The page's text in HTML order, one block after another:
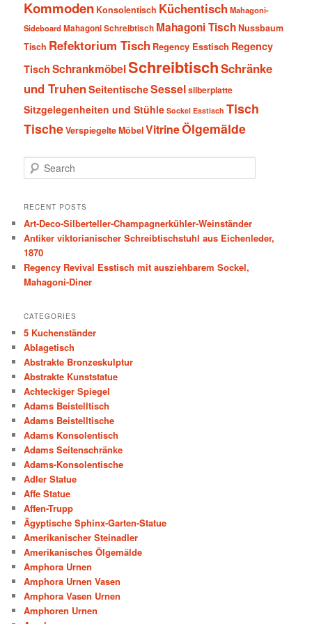
Kommoden Konsolentisch Küchentisch Mahagoni-
SideboardMahagoni Schreibtisch Mahagoni TischNussbaum
Tisch Refektorium Tisch Regency Esstisch Regency
Tisch SchrankmöbelSchreibtischSchränke
und TruhenSeitentischeSesselsilberplatte
Sitzgelegenheiten und Stühle Sockel Esstisch Tisch
TischeVerspiegelte MöbelVitrineÖlgemälde
e
r
h
RECENT POSTS
Art-Deco-Silberteller-Champagnerkühler-Weinständer
Antiker viktorianischer Schreibtischstuhl aus Eichenleder,
1870
Regency Revival Esstisch mit ausziehbarem Sockel,
Mahagoni-Diner
CATEGORIES
5 Kuchenständer
Ablagetisch
Abstrakte Bronzeskulptur
Abstrakte Kunststatue
Achteckiger Spiegel
Adams Beistelltisch
Adams Beistelltische
Adams Konsolentisch
Adams Seitenschränke
Adams-Konsolentische
Adler Statue
Affe Statue
Affen-Trupp
Ägyptische Sphinx-Garten-Statue
Amerikanischer Steinadler
Amerikanisches Ölgemälde
Amphora Urnen
Amphora Urnen Vasen
Amphora Vasen Urnen
Amphoren Urnen